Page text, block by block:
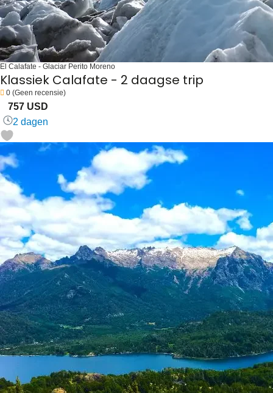
El Calafate - Glaciar Perito Moreno
Klassiek Calafate - 2 daagse trip
0 (Geen recensie)
757 USD
2 dagen